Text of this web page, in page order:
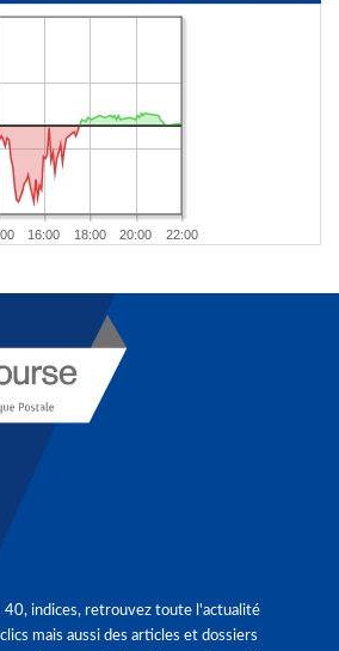
16:00 18:00 20:00 22:00
40, indices, retrouvez toute l'actualité
mais aussi des articles et dossiers